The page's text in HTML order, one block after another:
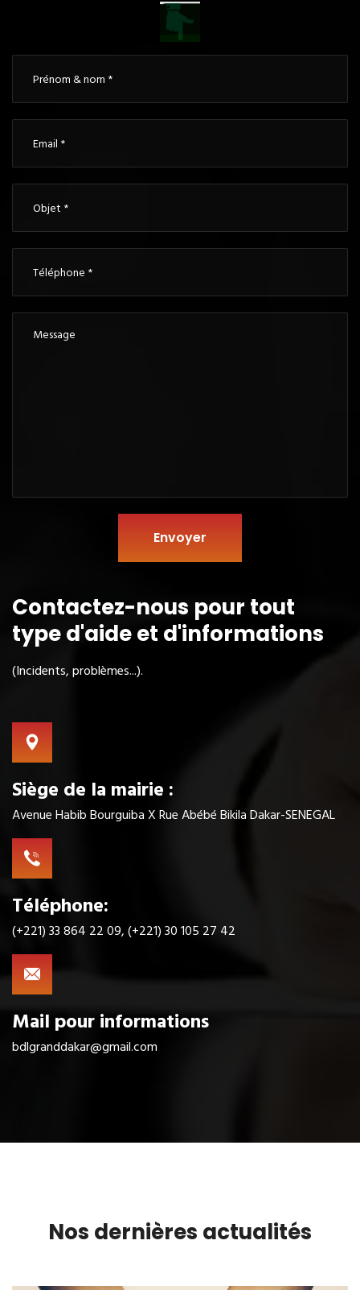
Envoyer
Contactez-nous pour tout
typed'aide et d'informations
(Incidents, problèmes...).
Siège de la mairie :
Avenue Habib Bourguiba X Rue Abébé Bikila Dakar-SENEGAL
Téléphone:
(+221) 33 864 22 09, (+221) 30 105 27 42
Mail pour informations
bdlgranddakar@gmail.com
Nos dernières actualités